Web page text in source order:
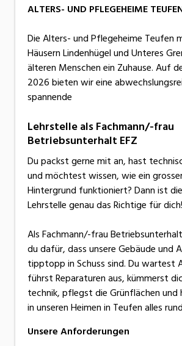
ALTERS- UND PFLEGEHEIME
Die Alters- und Pflegeheime Teufen
Häusern Lindenhügel und Unteres
älteren Menschen ein Zuhause. Auf
2026 bieten wir eine
spannende
Lehrstelle als Fachmann/-frau
Betriebsunterhalt EFZ
Du packst gerne mit an, hast
und möchtest wissen, wie ein
Hintergrund funktioniert? Dann ist
Lehrstelle genau das Richtige für dich!
Als Fachmann/-frau
du dafür, dass unsere Gebäude und
tipptopp in Schuss sind. Du wartest
führst Reparaturen aus, kümmerst
technik, pflegst die Grünflächen
in unseren Heimen in Teufen alles
Unsere Anforderungen